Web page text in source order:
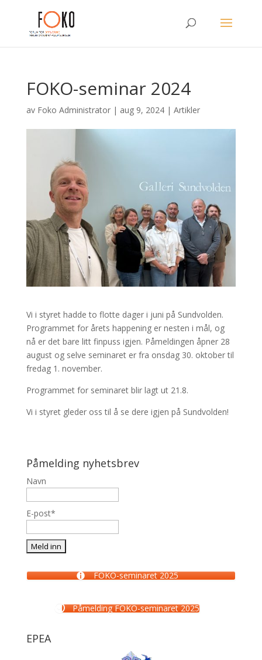
FOKO-seminar 2024
av Foko Administrator| aug 9, 2024| Artikler
Vi i styret hadde to flotte dager i juni på Sundvolden.
Programmet for årets happening er nesten i mål, og
nå er det bare litt finpuss igjen. Påmeldingen åpner 28
august og selve seminaret er fra onsdag 30. oktober til
fredag 1. november.
Programmet for seminaret blir lagt ut 21.8.
Vi i styret gleder oss til å se dere igjen på Sundvolden!
Påmelding nyhetsbrev
Navn
E-post*
FOKO-seminaret 2025
Påmelding FOKO-seminaret 2025
EPEA